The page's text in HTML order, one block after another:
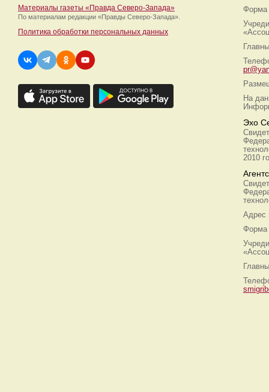
Материалы газеты «Правда Северо-Запада»
По материалам редакции «Правды Северо-Запада».
Политика обработки персональных данных
Форма
На
Эхо
2010
Адрес
Форма